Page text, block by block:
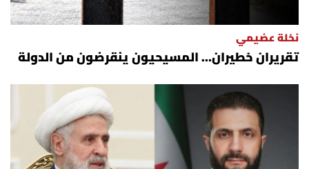
نخلة عضيمي
تقريران خطيران… المسيحيون ينقرضون من الدولة